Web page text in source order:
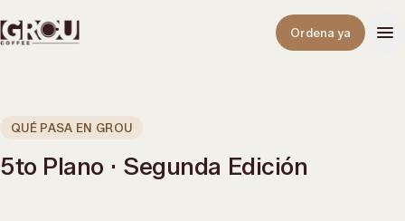
Ordena ya
QUÉ PASA EN GROU
5to Plano · Segunda Edición